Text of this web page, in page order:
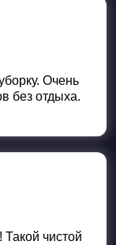
Очень
без отдыха.
чистой